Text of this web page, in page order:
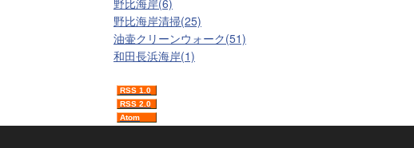
野比海岸(6)
野比海岸清掃(25)
油壷クリーンウォーク(51)
和田長浜海岸(1)
RSS 1.0
RSS 2.0
Atom